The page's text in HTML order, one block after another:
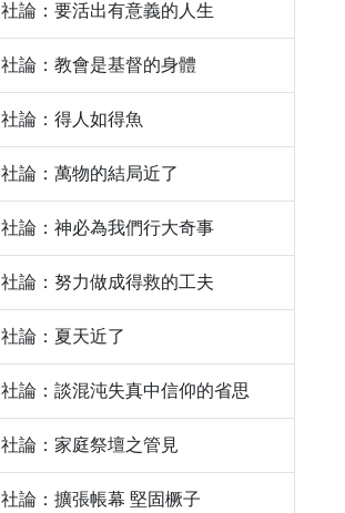
社論：要活出有意義的人生
社論：教會是基督的身體
社論：得人如得魚
社論：萬物的結局近了
社論：神必為我們行大奇事
社論：努力做成得救的工夫
社論：夏天近了
社論：談混沌失真中信仰的省思
社論：家庭祭壇之管見
社論：擴張帳幕 堅固橛子